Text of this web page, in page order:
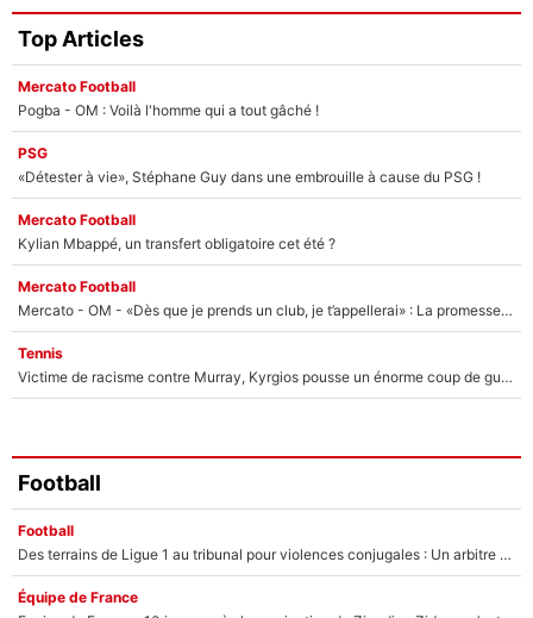
Top Articles
Mercato Football
Pogba - OM : Voilà l'homme qui a tout gâché !
PSG
«Détester à vie», Stéphane Guy dans une embrouille à cause du PSG !
Mercato Football
Kylian Mbappé, un transfert obligatoire cet été ?
Mercato Football
Mercato - OM - «Dès que je prends un club, je t’appellerai» : La promesse de Marcelino au moment de claquer la porte
Tennis
Victime de racisme contre Murray, Kyrgios pousse un énorme coup de gueule !
Football
Football
Des terrains de Ligue 1 au tribunal pour violences conjugales : Un arbitre français encourt une peine de 18 mois de prison !
Équipe de France